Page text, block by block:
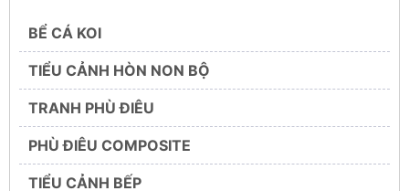
BỂ CÁ KOI
TIỂU CẢNH HÒN NON BỘ
TRANH PHÙ ĐIÊU
PHÙ ĐIÊU COMPOSITE
TIỂU CẢNH BẾP